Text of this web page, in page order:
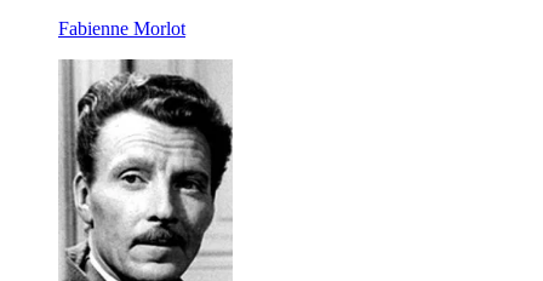
Fabienne Morlot